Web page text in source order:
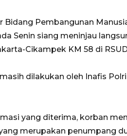
Bidang Pembangunan
Senin siang meninjau
Cikampek KM 58 di
dilakukan oleh Inafis
yang diterima, korban
merupakan penumpang